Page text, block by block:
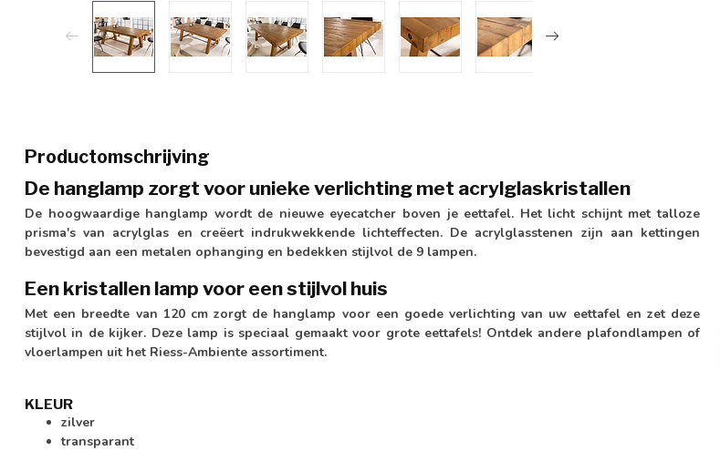
Productomschrijving
De hanglamp zorgt voor unieke verlichting met acrylglaskristallen
De hoogwaardige hanglamp wordt de nieuwe eyecatcher boven je eettafel. Het licht schijnt met talloze
prisma's van acrylglas en creëert indrukwekkende lichteffecten. De acrylglasstenen zijn aan kettingen
bevestigd aan een metalen ophanging en bedekken stijlvol de 9 lampen.
Een kristallen lamp voor een stijlvol huis
Met een breedte van 120 cm zorgt de hanglamp voor een goede verlichting van uw eettafel en zet deze
stijlvol in de kijker. Deze lamp is speciaal gemaakt voor grote eettafels! Ontdek andere plafondlampen of
vloerlampen uit het Riess-Ambiente assortiment.
KLEUR
zilver
transparant